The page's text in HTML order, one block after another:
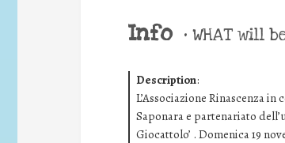
Info • WHAT will
Description:
L’Associazione Rinascenza
Saponara e partenariato
Giocattolo’ . Domenica 19